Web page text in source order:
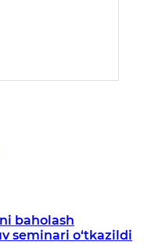
baholash
seminari o‘tkazildi